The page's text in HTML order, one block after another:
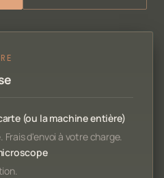
(ou la machine entière)
d'envoi à votre charge.